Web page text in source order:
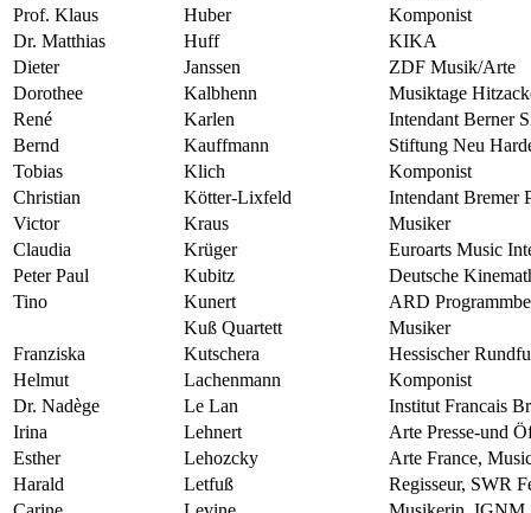
Prof. Klaus
Huber
Komponist
Dr. Matthias
Huff
KIKA
Dieter
Janssen
ZDF Musik/Arte
Dorothee
Kalbhenn
Musiktage
René
Karlen
Intendant Berner
Bernd
Kauffmann
Stiftung Neu
Tobias
Klich
Komponist
Christian
Kötter-Lixfeld
Intendant Bremer
Victor
Kraus
Musiker
Claudia
Krüger
Euroarts Music
Peter Paul
Kubitz
Deutsche
Tino
Kunert
ARD
Kuß Quartett
Musiker
Franziska
Kutschera
Hessischer
Helmut
Lachenmann
Komponist
Dr. Nadège
Le Lan
Institut Francais
Irina
Lehnert
Arte Presse-und
Esther
Lehozcky
Arte France,
Harald
Letfuß
Regisseur, SWR